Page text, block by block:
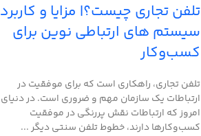
تلفن تجاری چیست؟| مزایا و کاربرد
سیستم های ارتباطی نوین برای
کسب‌وکار
تلفن تجاری، راهکاری است که برای موفقیت در
ارتباطات یک سازمان مهم و ضروری است. در دنیای
امروز که ارتباطات نقش پررنگی در موفقیت
کسب‌وکارها دارند، خطوط تلفن سنتی دیگر ...